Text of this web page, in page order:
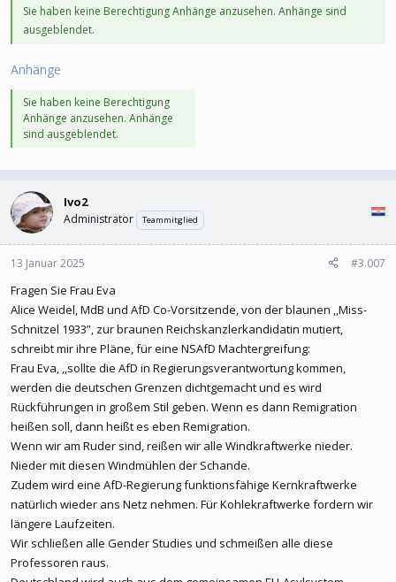
Sie haben keine Berechtigung Anhänge anzusehen. Anhänge sind
ausgeblendet.
Anhänge
Sie haben keine Berechtigung
Anhänge anzusehen. Anhänge
sind ausgeblendet.
Ivo2
Administrator Teammitglied
13 Januar 2025 #3.007
Fragen Sie Frau Eva
Alice Weidel, MdB und AfD Co-Vorsitzende, von der blaunen ,,Miss-
Schnitzel 1933”, zur braunen Reichskanzlerkandidatin mutiert,
schreibt mir ihre Pläne, für eine NSAfD Machtergreifung:
Frau Eva, ,,sollte die AfD in Regierungsverantwortung kommen,
werden die deutschen Grenzen dichtgemacht und es wird
Rückführungen in großem Stil geben. Wenn es dann Remigration
heißen soll, dann heißt es eben Remigration.
Wenn wir am Ruder sind, reißen wir alle Windkraftwerke nieder.
Nieder mit diesen Windmühlen der Schande.
Zudem wird eine AfD-Regierung funktionsfähige Kernkraftwerke
natürlich wieder ans Netz nehmen. Für Kohlekraftwerke fordern wir
längere Laufzeiten.
Wir schließen alle Gender Studies und schmeißen alle diese
Professoren raus.